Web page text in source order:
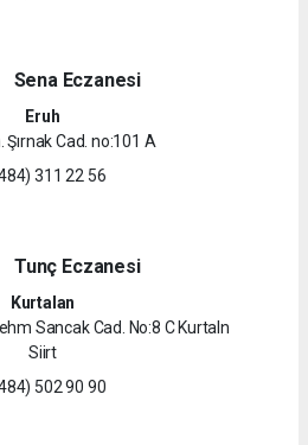
Sena Eczanesi
Eruh
Şırnak Cad. no:101 A
311 22 56
Tunç Eczanesi
Kurtalan
Sancak Cad. No:8 C Kurtaln
Siirt
502 90 90